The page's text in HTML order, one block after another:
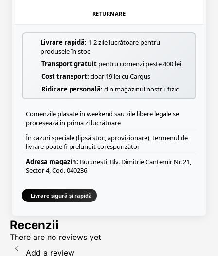
RETURNARE
Livrare rapidă: 1-2 zile lucrătoare pentru
produsele în stoc
Transport gratuit pentru comenzi peste 400 lei
Cost transport: doar 19 lei cu Cargus
Ridicare personală: din magazinul nostru fizic
Comenzile plasate în weekend sau zile libere legale se
procesează în prima zi lucrătoare
În cazuri speciale (lipsă stoc, aprovizionare), termenul de
livrare poate fi prelungit corespunzător
Adresa magazin: București, Blv. Dimitrie Cantemir Nr. 21,
Sector 4, Cod. 040236
Livrare sigură și rapidă
Recenzii
There are no reviews yet
Add a review